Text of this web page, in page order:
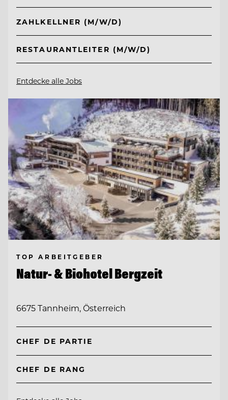
ZAHLKELLNER (M/W/D)
RESTAURANTLEITER (M/W/D)
Entdecke alle Jobs
TOP ARBEITGEBER
Natur- & Biohotel Bergzeit
6675 Tannheim, Österreich
CHEF DE PARTIE
CHEF DE RANG